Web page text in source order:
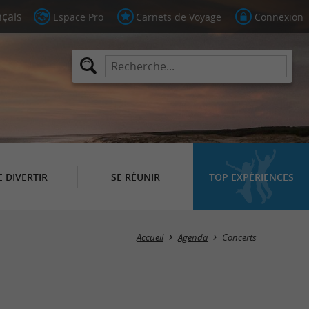
Espace Pro Carnets de Voyage Connexion
DIVERTIR SE RÉUNIR TOP EXPÉRIENCES
Masquer la carte
Accueil Agenda Concerts